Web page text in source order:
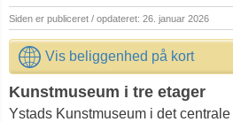
Siden er publiceret / opdateret: 26. januar 2026
Vis beliggenhed på kort
Kunstmuseum i tre etager
Ystads Kunstmuseum i det centrale